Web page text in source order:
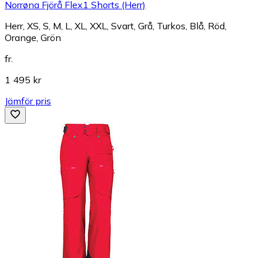
Norrøna Fjörå Flex1 Shorts (Herr)
Herr, XS, S, M, L, XL, XXL, Svart, Grå, Turkos, Blå, Röd,
Orange, Grön
fr.
1 495 kr
Jämför pris